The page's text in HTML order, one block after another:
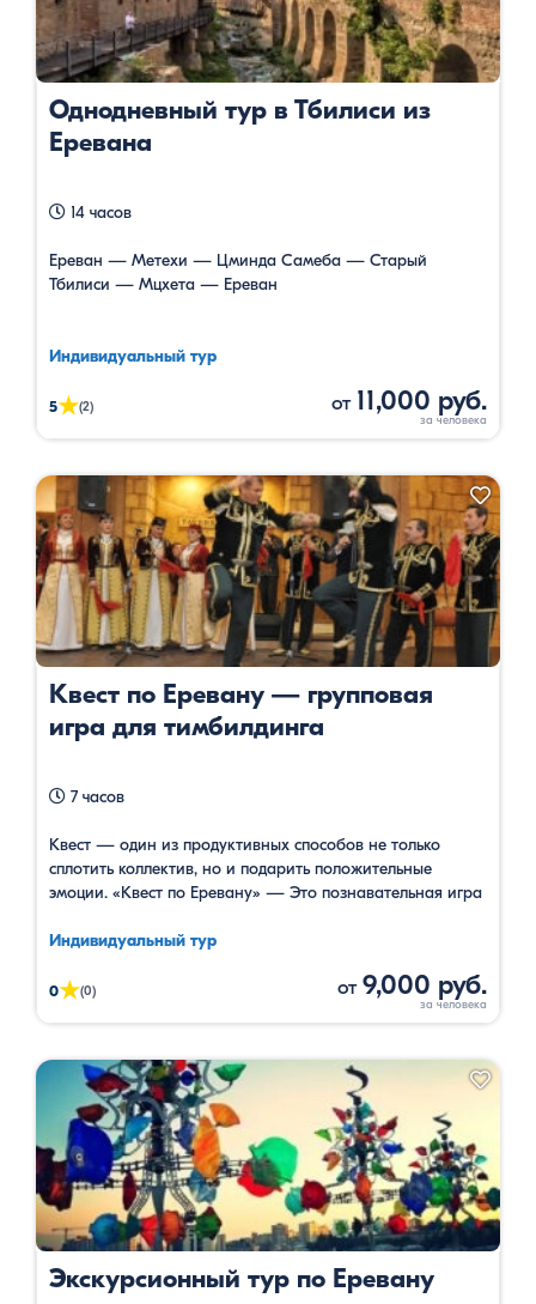
Однодневный тур в Тбилиси из
Еревана
14 часов
Ереван — Метехи — Цминда Самеба — Старый
Тбилиси — Мцхета — Ереван
Индивидуальный тур
5★(2) от 11,000 руб.
Квест по Еревану — групповая
игра для тимбилдинга
7 часов
Квест — один из продуктивных способов не только
сплотить коллектив, но и подарить положительные
эмоции. «Квест по Еревану» — Это познавательная игра
познакомится с Ереваном и отыскать сокровища. По
спускаясь с горы Арарат, спрятал волшебные обереги.
Индивидуальный тур
0★(0) от 9,000 руб.
Экскурсионный тур по Еревану